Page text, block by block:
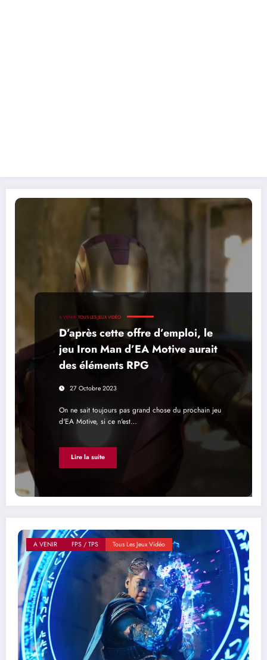
A VENIR TOUS LES JEUX VIDÉO
D’après cette offre d’emploi, le
jeu Iron Man d’EA Motive aurait
des éléments RPG
27 Octobre 2023
On ne sait toujours pas grand chose du prochain jeu
d'EA Motive, si ce n'est…
Lire la suite
A VENIR FPS / TPS Tous Les Jeux Vidéo